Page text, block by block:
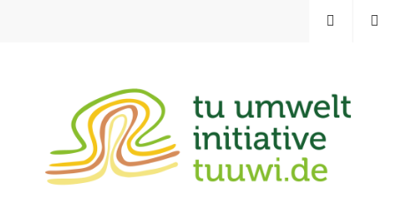
MENÜ
SUCHE